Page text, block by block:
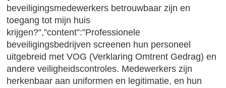
beveiligingsmedewerkers betrouwbaar zijn en
toegang tot mijn huis
krijgen?”,”content”:”Professionele
beveiligingsbedrijven screenen hun personeel
uitgebreid met VOG (Verklaring Omtrent Gedrag) en
andere veiligheidscontroles. Medewerkers zijn
herkenbaar aan uniformen en legitimatie, en hun